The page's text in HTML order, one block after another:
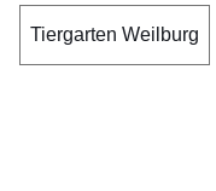
Tiergarten Weilburg